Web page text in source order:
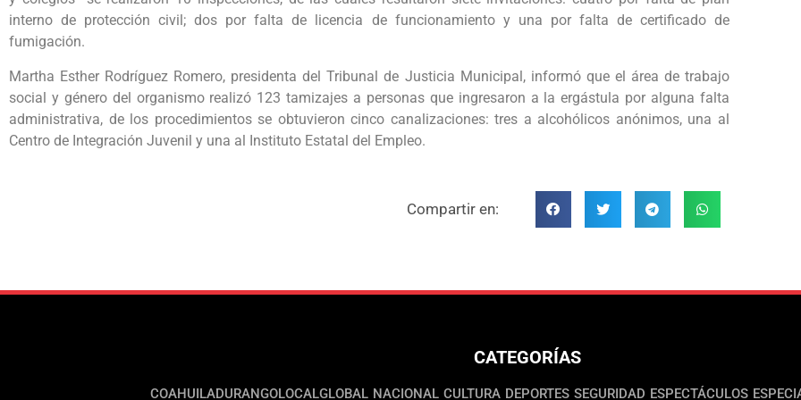
interno de protección civil; dos por falta de licencia de funcionamiento y una por falta de certificado de
fumigación.
Martha Esther Rodríguez Romero, presidenta del Tribunal de Justicia Municipal, informó que el área de trabajo
social y género del organismo realizó 123 tamizajes a personas que ingresaron a la ergástula por alguna falta
administrativa, de los procedimientos se obtuvieron cinco canalizaciones: tres a alcohólicos anónimos, una al
Centro de Integración Juvenil y una al Instituto Estatal del Empleo.
Compartir en:
CATEGORÍAS
COAHUILADURANGOLOCALGLOBAL NACIONAL CULTURA DEPORTES SEGURIDAD ESPECTÁCULOS